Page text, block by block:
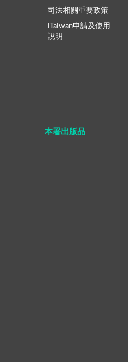
司法相關重要政策
iTaiwan申請及使用
說明
本署出版品